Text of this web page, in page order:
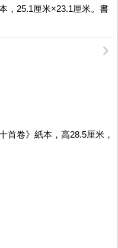
，25.1厘米×23.1厘米。書
首卷》紙本，高28.5厘米，